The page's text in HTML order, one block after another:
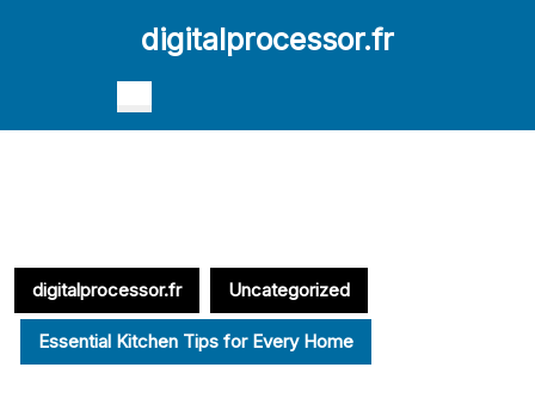
digitalprocessor.fr
Button
digitalprocessor.fr Uncategorized
Essential Kitchen Tips for Every Home